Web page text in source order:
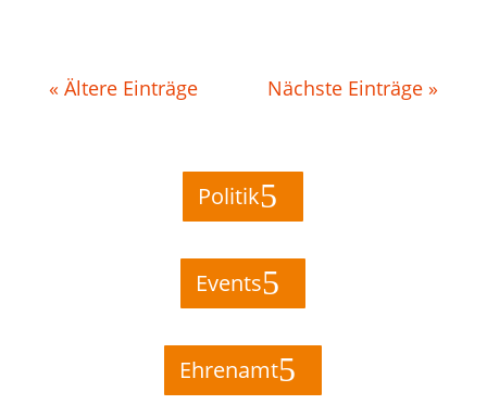
« Ältere Einträge Nächste Einträge »
Politik
Events
Ehrenamt